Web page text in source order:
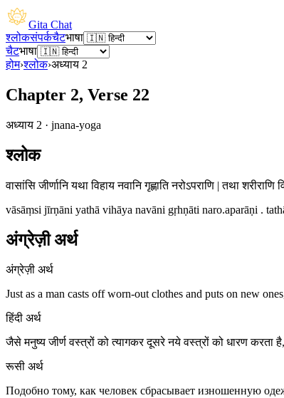
Gita Chat
श्लोकसंपर्कचैटभाषा
चैटभाषा
होम›श्लोक›अध्याय 2
Chapter 2, Verse 22
अध्याय 2 · jnana-yoga
श्लोक
वासांसि जीर्णानि यथा विहाय नवानि गृह्णाति नरोऽपराणि | तथा
vāsāṃsi jīrṇāni yathā vihāya navāni gṛhṇāti naro.aparāṇi .
अंग्रेज़ी अर्थ
अंग्रेज़ी अर्थ
Just as a man casts off worn-out clothes and puts on new
हिंदी अर्थ
जैसे मनुष्य जीर्ण वस्त्रों को त्यागकर दूसरे नये वस्त्रों को धारण करता है,
रूसी अर्थ
Подобно тому, как человек сбрасывает изношенную